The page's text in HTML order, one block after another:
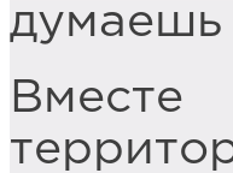
думаешь